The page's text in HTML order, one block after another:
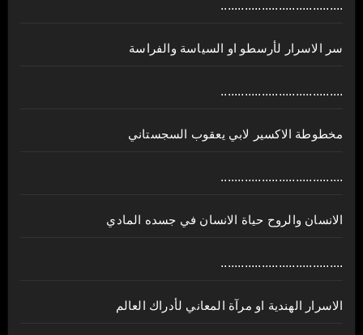
....................................
سر الاسرار لأرسطو او السياسة والفراسة
....................................
مخطوطة الاكسير لابي يعقوب السجستاني
....................................
الانسان والروح حياة الانسان في جسده المادي
....................................
الاسرار الهندية او مرآة المعاني لأدراك العالم